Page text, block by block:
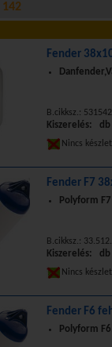
142
Fender
B.cikksz.:
Kiszerelés: db
Nincs
Fender F7
Polyform F7
B.cikksz.:
Kiszerelés: db
Nincs
Fender F6
Polyform